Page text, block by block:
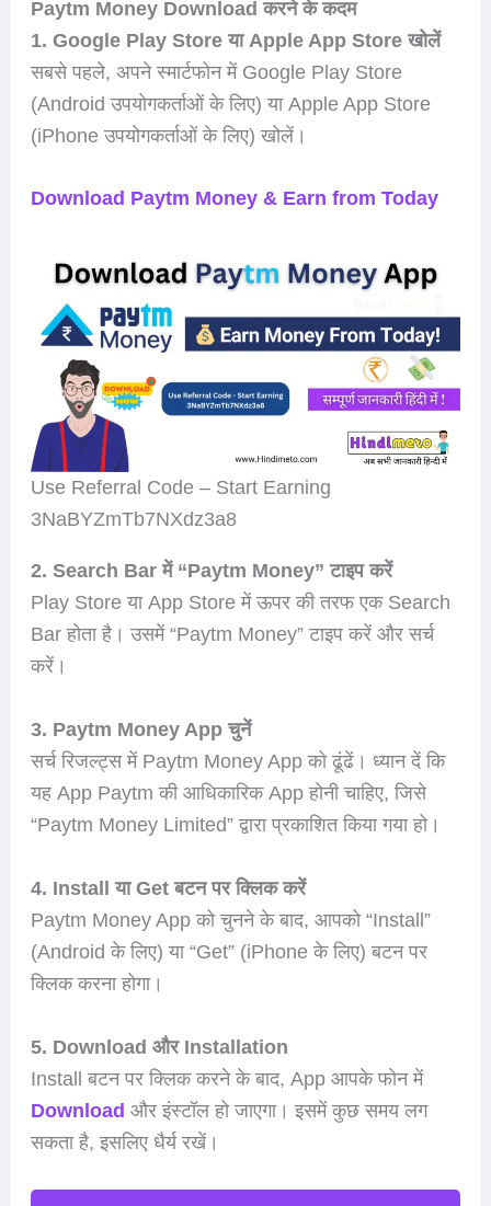
Paytm Money Download करने के कदम
1. Google Play Store या Apple App Store खोलें
सबसे पहले, अपने स्मार्टफोन में Google Play Store
(Android उपयोगकर्ताओं के लिए) या Apple App Store
(iPhone उपयोगकर्ताओं के लिए) खोलें।
Download Paytm Money & Earn from Today
Use Referral Code – Start Earning
3NaBYZmTb7NXdz3a8
2. Search Bar में “Paytm Money” टाइप करें
Play Store या App Store में ऊपर की तरफ एक Search
Bar होता है। उसमें “Paytm Money” टाइप करें और सर्च
करें।
3. Paytm Money App चुनें
सर्च रिजल्ट्स में Paytm Money App को ढूंढें। ध्यान दें कि
यह App Paytm की आधिकारिक App होनी चाहिए, जिसे
“Paytm Money Limited” द्वारा प्रकाशित किया गया हो।
4. Install या Get बटन पर क्लिक करें
Paytm Money App को चुनने के बाद, आपको “Install”
(Android के लिए) या “Get” (iPhone के लिए) बटन पर
क्लिक करना होगा।
5. Download और Installation
Install बटन पर क्लिक करने के बाद, App आपके फोन में
Download और इंस्टॉल हो जाएगा। इसमें कुछ समय लग
सकता है, इसलिए धैर्य रखें।